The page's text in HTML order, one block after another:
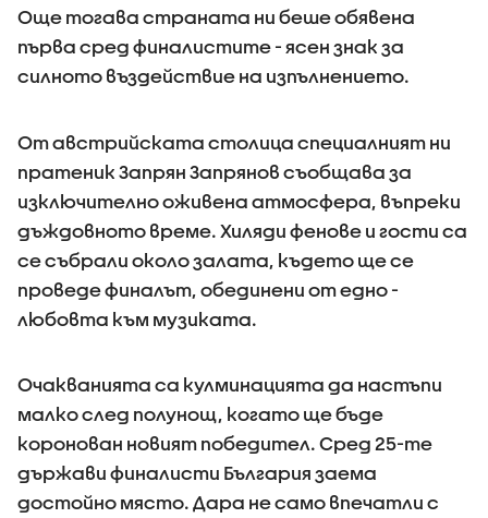
Още тогава страната ни беше обявена
първа сред финалистите - ясен знак за
силното въздействие на изпълнението.
От австрийската столица специалният ни
пратеник Запрян Запрянов съобщава за
изключително оживена атмосфера, въпреки
дъждовното време. Хиляди фенове и гости са
се събрали около залата, където ще се
проведе финалът, обединени от едно -
любовта към музиката.
Очакванията са кулминацията да настъпи
малко след полунощ, когато ще бъде
коронован новият победител. Сред 25-те
държави финалисти България заема
достойно място. Дара не само впечатли с